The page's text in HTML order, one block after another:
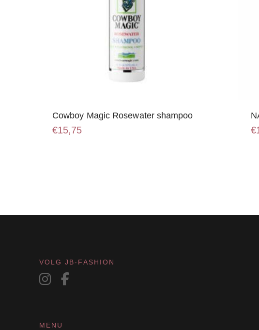
Cowboy Magic Rosewater shampoo
€15,75 €
VOLG JB-FASHION
MENU